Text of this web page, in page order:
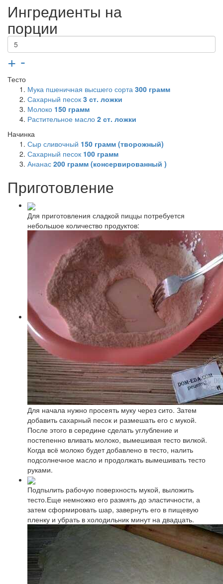
Ингредиенты на
порции
+ -
Тесто
Мука пшеничная высшего сорта 300 грамм
Сахарный песок 3 ст. ложки
Молоко 150 грамм
Растительное масло 2 ст. ложки
Начинка
Сыр сливочный 150 грамм (творожный)
Сахарный песок 100 грамм
Ананас 200 грамм (консервированный )
Приготовление
Для приготовления сладкой пиццы потребуется
небольшое количество продуктов:
Для начала нужно просеять муку через сито. Затем
добавить сахарный песок и размешать его с мукой.
После этого в середине сделать углубление и
постепенно вливать молоко, вымешивая тесто вилкой.
Когда всё молоко будет добавлено в тесто, налить
подсолнечное масло и продолжать вымешивать тесто
руками.
Подпылить рабочую поверхность мукой, выложить
тесто.Еще немножко его размять до эластичности, а
затем сформировать шар, завернуть его в пищевую
пленку и убрать в холодильник минут на двадцать.